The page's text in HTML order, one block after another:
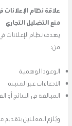
علاقة نظام
منع التضليل التجاري
يهدف نظام الإعلانات
من:
الوعود الوهمية
الادعاءات غير المثبتة
المبالغة في النتائج أو
ويُلزم المعلنين